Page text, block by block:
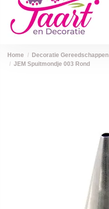
Home Decoratie Gereedschappen
JEM Spuitmondje 003 Rond